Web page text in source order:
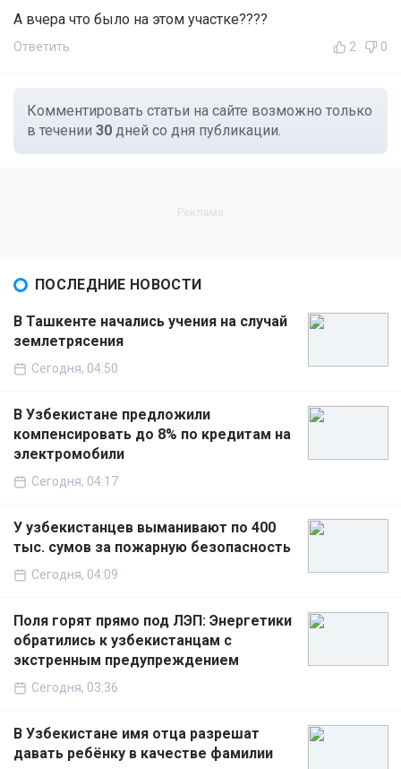
А вчера что было на этом участке????
Ответить 2 0
Комментировать статьи на сайте возможно только
в течении 30 дней со дня публикации.
ПОСЛЕДНИЕ НОВОСТИ
В Ташкенте начались учения на случай
землетрясения
Сегодня, 04:50
В Узбекистане предложили
компенсировать до 8% по кредитам на
электромобили
Сегодня, 04:17
У узбекистанцев выманивают по 400
тыс. сумов за пожарную безопасность
Сегодня, 04:09
Поля горят прямо под ЛЭП: Энергетики
обратились к узбекистанцам с
экстренным предупреждением
Сегодня, 03:36
В Узбекистане имя отца разрешат
давать ребёнку в качестве фамилии